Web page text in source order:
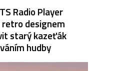
Radio Player
retro designem
starý kazeťák
hudby